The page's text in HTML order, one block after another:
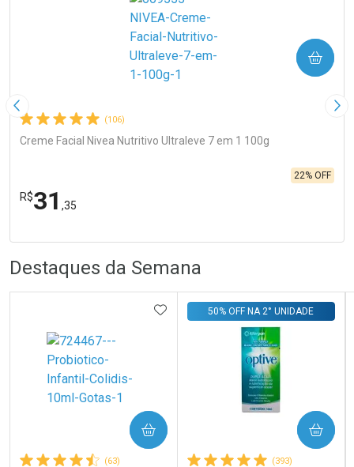
Imagem Anterior
(106)
Creme Facial Nivea Nutritivo Ultraleve 7 em 1 100g
R$31 ,35
22% OFF
COMPRAR
Laboratório
Ativar Desconto
Comprar sem Desconto
Por R$ 31,35/cada
Por Menos
Comprar sem Desconto
Por R$ 31,35/cada
Destaques da Semana
(63)
ADICIONAR AOS FAVORITOS
COMPRAR
(393)
50% OFF NA 2° UNIDADE
COMPRAR